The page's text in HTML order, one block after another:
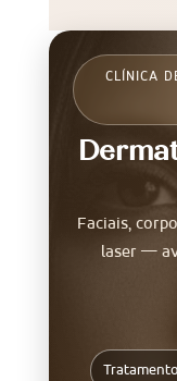
CLÍNICA
Faciais,
laser —